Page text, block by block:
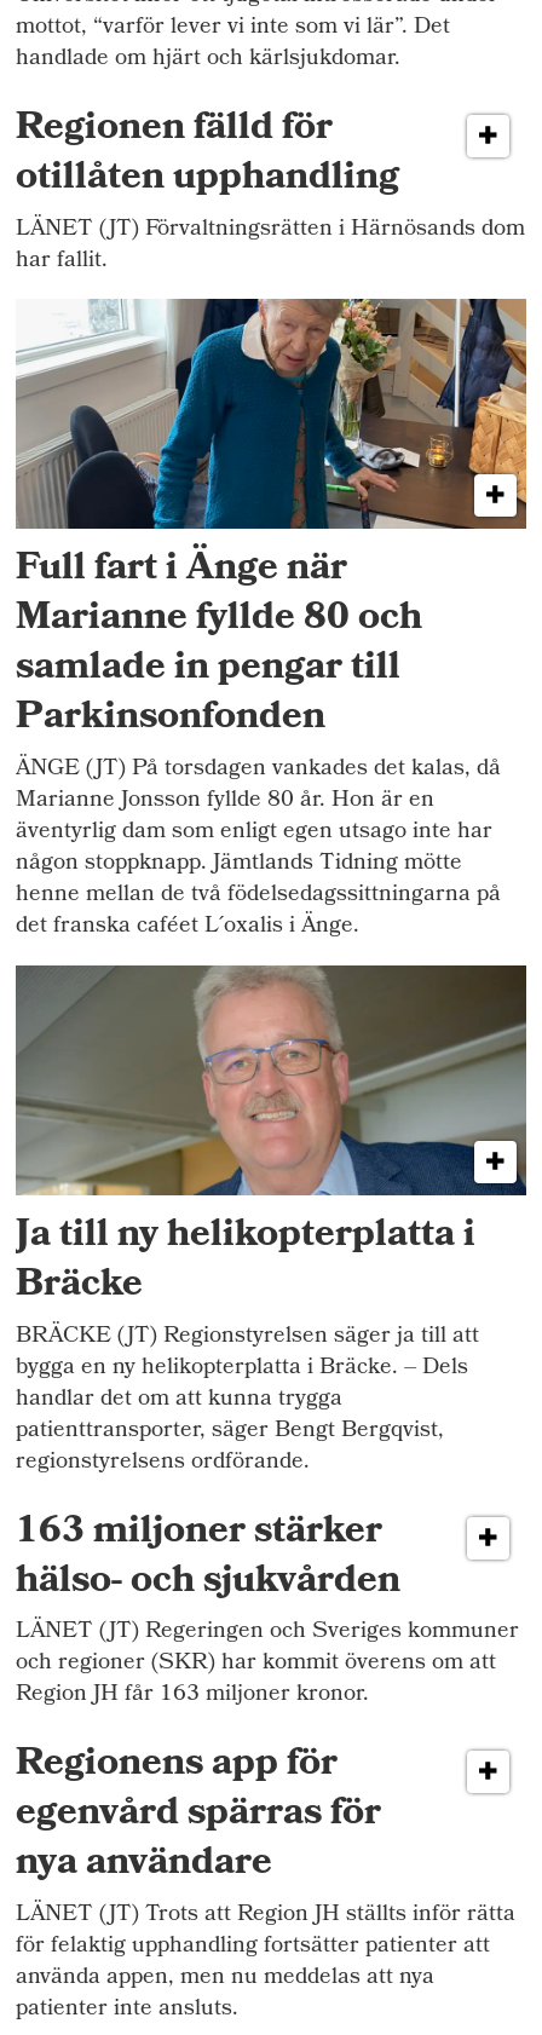
mottot, “varför lever vi inte som vi lär”. Det
handlade om hjärt och kärlsjukdomar.
Regionen fälld för
otillåten upphandling
LÄNET (JT) Förvaltningsrätten i Härnösands dom
har fallit.
Full fart i Änge när
Marianne fyllde 80 och
samlade in pengar till
Parkinsonfonden
ÄNGE (JT) På torsdagen vankades det kalas, då
Marianne Jonsson fyllde 80 år. Hon är en
äventyrlig dam som enligt egen utsago inte har
någon stoppknapp. Jämtlands Tidning mötte
henne mellan de två födelsedagssittningarna på
det franska caféet L´oxalis i Änge.
Ja till ny helikopterplatta i
Bräcke
BRÄCKE (JT) Regionstyrelsen säger ja till att
bygga en ny helikopterplatta i Bräcke. – Dels
handlar det om att kunna trygga
patienttransporter, säger Bengt Bergqvist,
regionstyrelsens ordförande.
163 miljoner stärker
hälso- och sjukvården
LÄNET (JT) Regeringen och Sveriges kommuner
och regioner (SKR) har kommit överens om att
Region JH får 163 miljoner kronor.
Regionens app för
egenvård spärras för
nya användare
LÄNET (JT) Trots att Region JH ställts inför rätta
för felaktig upphandling fortsätter patienter att
använda appen, men nu meddelas att nya
patienter inte ansluts.